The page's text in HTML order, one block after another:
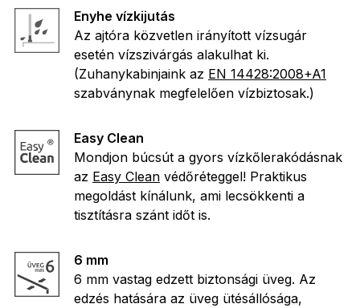
Enyhe vízkijutás
Az ajtóra közvetlen irányított vízsugár
esetén vízszivárgás alakulhat ki.
(Zuhanykabinjaink az EN 14428:2008+A1
szabványnak megfelelően vízbiztosak.)
Easy Clean
Mondjon búcsút a gyors vízkőlerakódásnak
az Easy Clean védőréteggel! Praktikus
megoldást kínálunk, ami lecsökkenti a
tisztításra szánt időt is.
6 mm
6 mm vastag edzett biztonsági üveg. Az
edzés hatására az üveg ütésállósága,